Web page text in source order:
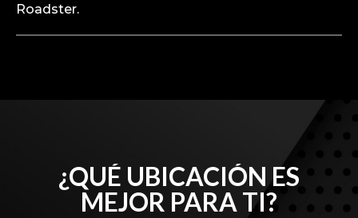
Roadster.
¿QUÉ UBICACIÓN ES
MEJOR PARA TI?